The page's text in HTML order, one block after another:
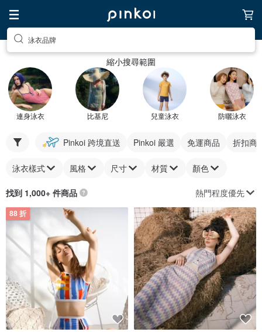
泳衣品牌
縮小搜尋範圍
連身泳衣 比基尼 兒童泳衣 防曬泳衣
Pinkoi 跨境直送 Pinkoi 嚴選 免運商品 折扣商
泳衣樣式 風格 尺寸 材質 顏色
找到 1,000+ 件商品 熱門程度優先
88 折